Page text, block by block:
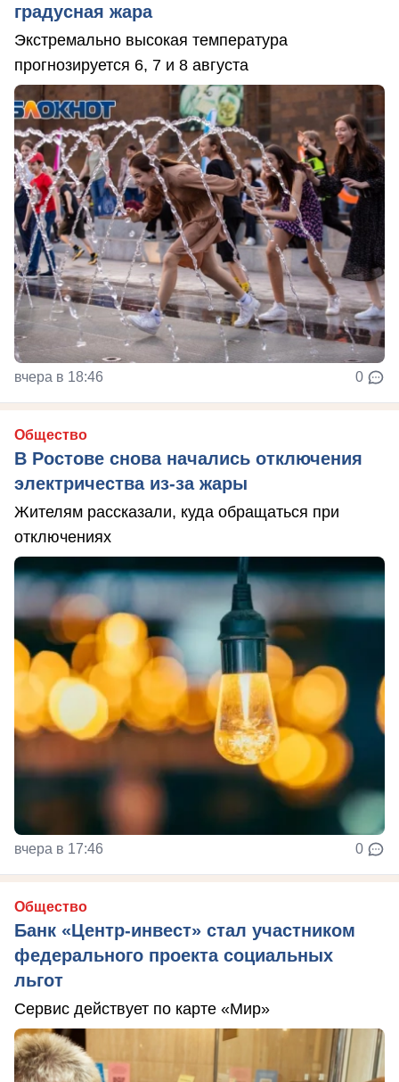
градусная жара
Экстремально высокая температура
прогнозируется 6, 7 и 8 августа
вчера в 18:46 0
Общество
В Ростове снова начались отключения
электричества из-за жары
Жителям рассказали, куда обращаться при
отключениях
вчера в 17:46 0
Общество
Банк «Центр-инвест» стал участником
федерального проекта социальных
льгот
Сервис действует по карте «Мир»